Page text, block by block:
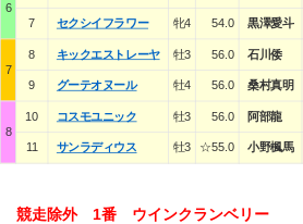
6
7 セクシイフラワー 牝4 54.0 黒澤愛斗
7
8 キックエストレーヤ 牡3 56.0 石川倭
9 グーテオヌール 牡4 56.0 桑村真明
8
10 コスモユニック 牡3 56.0 阿部龍
11 サンラディウス 牡3 ☆55.0 小野楓馬
競走除外 1番 ウインクランベリー